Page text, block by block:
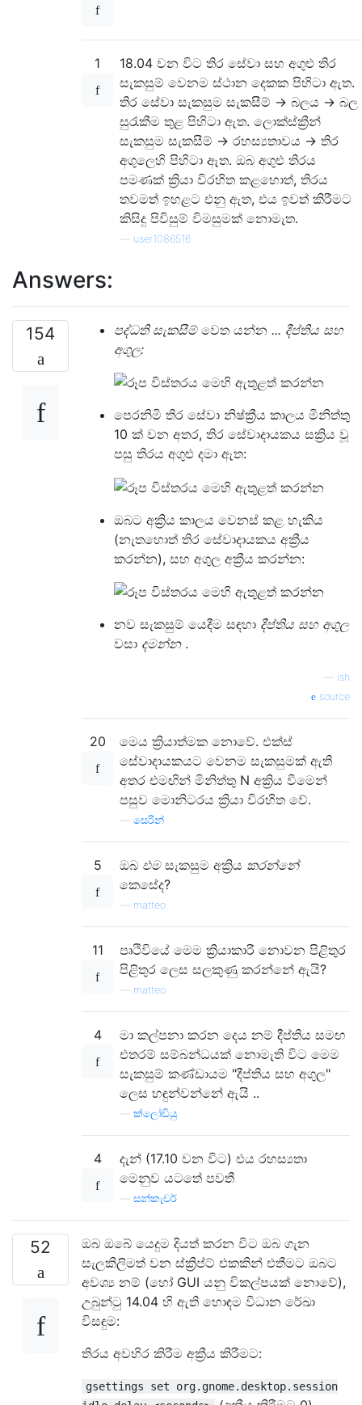
1
18.04 වන විට තිර සේවා සහ අගුළු තිර
සැකසුම් වෙනම ස්ථාන දෙකක පිහිටා ඇත.
තිර සේවා සැකසුම සැකසීම් -> බලය -> බල
සුරැකීම තුළ පිහිටා ඇත. ලොක්ස්ක්‍රීන්
සැකසුම සැකසීම් -> රහස්‍යතාවය -> තිර
අගුලෙහි පිහිටා ඇත. ඔබ අගුළු තිරය
පමණක් ක්‍රියා විරහිත කළහොත්, තිරය
තවමත් ඉහළට එනු ඇත, එය ඉවත් කිරීමට
කිසිදු පිවිසුම් විමසුමක් නොමැත.
user1086516
Answers:
154 පද්ධති සැකසීම්වෙත යන්න ... දීප්තිය සහ
අගුල:
පෙරනිමි තිර සේවා නිෂ්ක්‍රීය කාලය මිනිත්තු
10 ක් වන අතර, තිර සේවාදායකය සක්‍රිය වූ
පසු තිරය අගුළු දමා ඇත:
ඔබට අක්‍රිය කාලය වෙනස් කළ හැකිය
(නැතහොත් තිර සේවාදායකය අක්‍රීය
කරන්න), සහ අගුල අක්‍රීය කරන්න:
නව සැකසුම් යෙදීම සඳහා දීප්තිය සහ අගුල
වසා දමන්න.
ish
source
20
මෙය ක්‍රියාත්මක නොවේ. එක්ස්
සේවාදායකයට වෙනම සැකසුමක් ඇති
අතර එමඟින් මිනිත්තු N අක්‍රිය වීමෙන්
පසුව මොනිටරය ක්‍රියා විරහිත වේ.
සෙරින්
5 ඔබ එමසැකසුම අක්‍රිය කරන්නේ
කෙසේද?
matteo
11
පෘථිවියේ මෙම ක්‍රියාකාරී නොවන පිළිතුර
පිළිතුර ලෙස සලකුණු කරන්නේ ඇයි?
matteo
4
මා කල්පනා කරන දෙය නම් දීප්තිය සමඟ
එතරම් සම්බන්ධයක් නොමැති විට මෙම
සැකසුම් කණ්ඩායම "දීප්තිය සහ අගුල"
ලෙස හඳුන්වන්නේ ඇයි ..
ක්ලෝඩියු
4
දැන් (17.10 වන විට) එය රහස්‍යතා
මෙනුව යටතේ පවතී
සන්කැචර්
52
ඔබ ඔබේ යෙදුම දියත් කරන විට ඔබ ගැන
සැලකිලිමත් වන ස්ක්‍රිප්ට් එකකින් එතීමට ඔබට
අවශ්‍ය නම් (හෝ GUI යනු විකල්පයක් නොවේ),
උබුන්ටු 14.04 හි ඇති හොඳම විධාන රේඛා
විසඳුම:
තිරය ​​අවහිර කිරීම අක්‍රීය කිරීමට:
gsettings set org.gnome.desktop.session